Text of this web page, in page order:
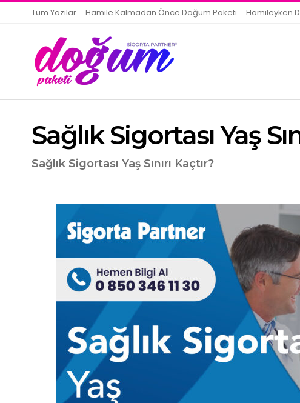
Tüm Yazılar Hamile Kalmadan Önce Doğum Paketi Hamileyken
Sağlık Sigortası Yaş
Sağlık Sigortası Yaş Sınırı Kaçtır?